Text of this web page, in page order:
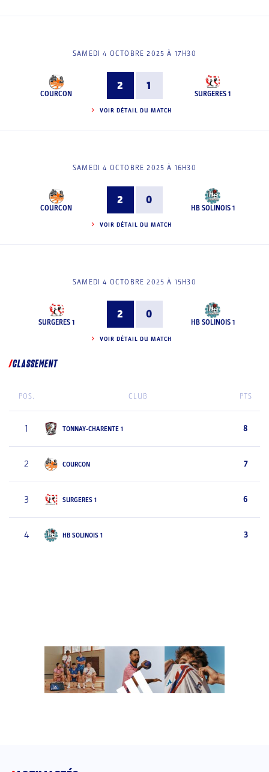
SAMEDI 4 OCTOBRE 2025 À 17H30
COURCON
2 1
SURGERES 1
VOIR DÉTAIL DU MATCH
SAMEDI 4 OCTOBRE 2025 À 16H30
COURCON
2 0
HB SOLINOIS 1
VOIR DÉTAIL DU MATCH
SAMEDI 4 OCTOBRE 2025 À 15H30
SURGERES 1
2 0
HB SOLINOIS 1
VOIR DÉTAIL DU MATCH
CLASSEMENT
POS. CLUB PTS
1 TONNAY-CHARENTE 1 8
2 COURCON 7
3 SURGERES 1 6
4 HB SOLINOIS 1 3